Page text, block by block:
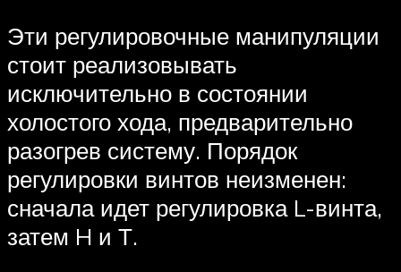
Эти регулировочные манипуляции
стоит реализовывать
исключительно в состоянии
холостого хода, предварительно
разогрев систему. Порядок
регулировки винтов неизменен:
сначала идет регулировка L-винта,
затем H и Т.